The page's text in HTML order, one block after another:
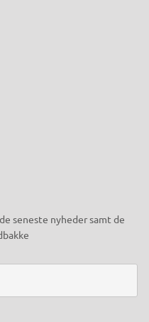
seneste nyheder samt de